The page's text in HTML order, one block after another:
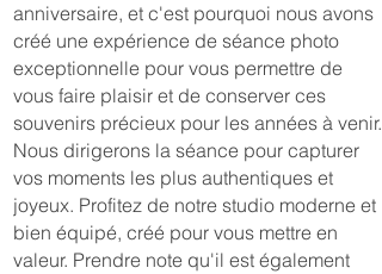
anniversaire, et c'est pourquoi nous avons
créé une expérience de séance photo
exceptionnelle pour vous permettre de
vous faire plaisir et de conserver ces
souvenirs précieux pour les années à venir.
Nous dirigerons la séance pour capturer
vos moments les plus authentiques et
joyeux. Profitez de notre studio moderne et
bien équipé, créé pour vous mettre en
valeur. Prendre note qu'il est également